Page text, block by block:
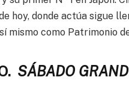
hoy, donde actúa sigue
mismo como Patrimonio
SÁBADO